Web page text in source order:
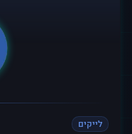
לייקים